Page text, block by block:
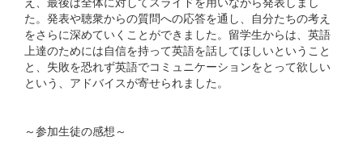
た。発表や聴衆からの質問への応答を通し、自分たちの考え
をさらに深めていくことができました。留学生からは、英語
上達のためには自信を持って英語を話してほしいということ
と、失敗を恐れず英語でコミュニケーションをとって欲しい
という、アドバイスが寄せられました。
～参加生徒の感想～